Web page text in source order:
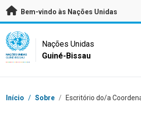
Saltar para conteúdo principal
Bem-vindo às Nações Unidas
UN Logo
NAÇÕES UNIDAS
GUINÉ-BISSAU
Nações Unidas
Guiné-Bissau
Breadcrumb
Início / Sobre / Escritório do/a